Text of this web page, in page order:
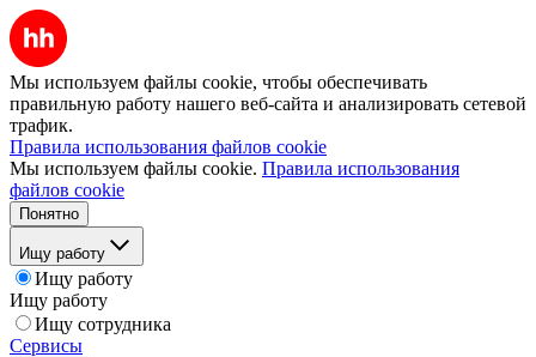
Мы используем файлы cookie, чтобы обеспечивать
правильную работу нашего веб-сайта и анализировать сетевой
трафик.
Правила использования файлов cookie
Мы используем файлы cookie. Правила использования
файлов cookie
Понятно
Ищу работу
Ищу работу
Ищу работу
Ищу сотрудника
Сервисы